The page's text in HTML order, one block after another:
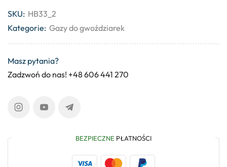
SKU: HB33_2
Kategorie: Gazy do gwoździarek
Masz pytania?
Zadzwoń do nas! +48 606 441 270
BEZPIECZNE PŁATNOŚCI